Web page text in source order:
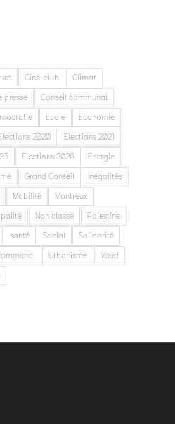
Ciné-club
Climat
presse
Conseil communal
Ecole
Economie
2020
Elections 2021
Elections 2026
Energie
Grand Conseil
Inégalités
Mobilité
Montreux
Non classé
Palestine
santé Social
Solidarité
Urbanisme
Vaud